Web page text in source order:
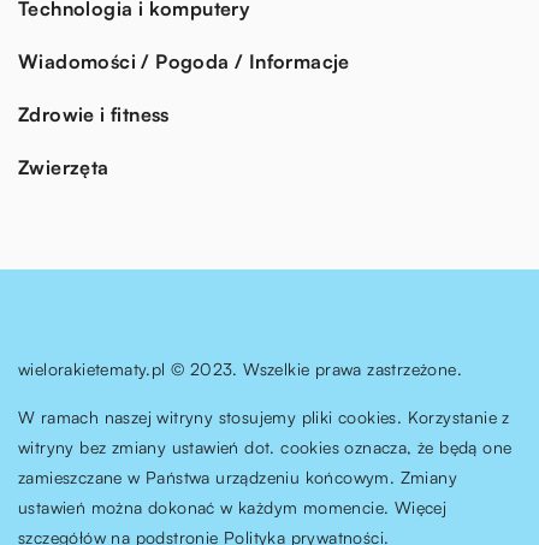
Technologia i komputery
Wiadomości / Pogoda / Informacje
Zdrowie i fitness
Zwierzęta
wielorakietematy.pl © 2023. Wszelkie prawa zastrzeżone.
W ramach naszej witryny stosujemy pliki cookies. Korzystanie z
witryny bez zmiany ustawień dot. cookies oznacza, że będą one
zamieszczane w Państwa urządzeniu końcowym. Zmiany
ustawień można dokonać w każdym momencie. Więcej
szczegółów na podstronie Polityka prywatności.